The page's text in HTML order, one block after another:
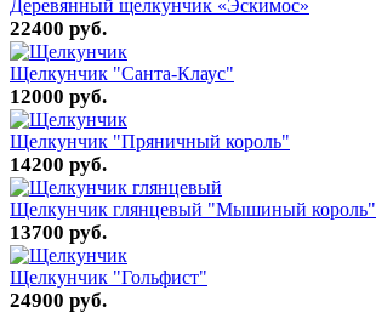
Деревянный щелкунчик «Эскимос»
22400 руб.
Щелкунчик "Санта-Клаус"
12000 руб.
Щелкунчик "Пряничный король"
14200 руб.
Щелкунчик глянцевый "Мышиный король"
13700 руб.
Щелкунчик "Гольфист"
24900 руб.